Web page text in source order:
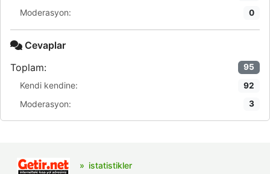
Moderasyon: 0
Cevaplar
Toplam:
95
Kendi kendine: 92
Moderasyon: 3
istatistikler